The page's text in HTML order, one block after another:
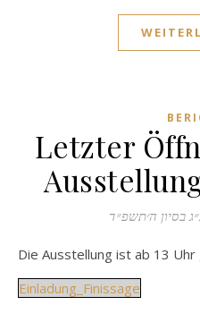
Letzter
Die Ausstellung ist ab 13
Einladung_Finissage